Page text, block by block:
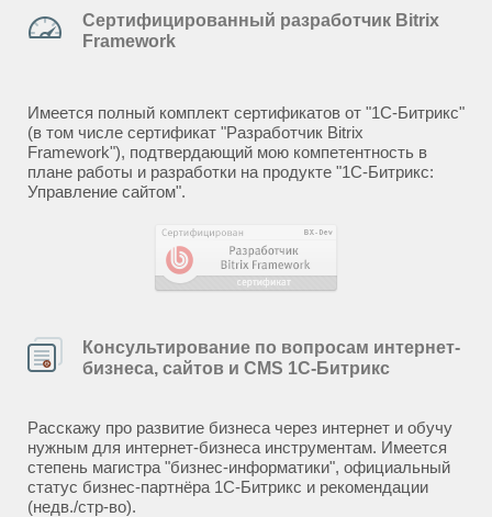
Сертифицированный разработчик Bitrix
Framework
Имеется полный комплект сертификатов от "1С-Битрикс"
(в том числе сертификат "Разработчик Bitrix
Framework"), подтвердающий мою компетентность в
плане работы и разработки на продукте "1С-Битрикс:
Управление сайтом".
Консультирование по вопросам интернет-
бизнеса, сайтов и CMS 1С-Битрикс
Расскажу про развитие бизнеса через интернет и обучу
нужным для интернет-бизнеса инструментам. Имеется
степень магистра "бизнес-информатики", официальный
статус бизнес-партнёра 1С-Битрикс и рекомендации
(недв./стр-во).